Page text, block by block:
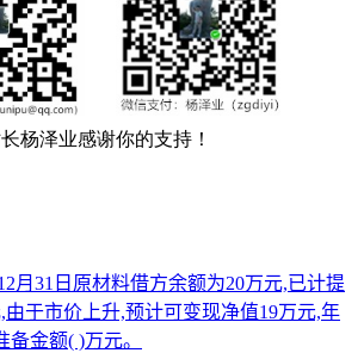
月31日原材料借方余额为20万元,已计提
于市价上升,预计可变现净值19万元,年
金额( )万元。